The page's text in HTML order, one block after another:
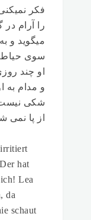
فکر
میگوید و
سوی حیاط
او چند
و مدام به
شکی
از پا نمی
hat
Lea
da
schaut